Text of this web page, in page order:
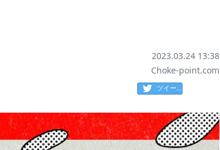
2023.03.24 13:38
Choke-point.com
ツイート